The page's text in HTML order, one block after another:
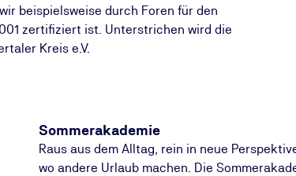
beispielsweise durch Foren für den
zertifiziert ist. Unterstrichen wird die
Kreis e.V.
Sommerakademie
Raus aus dem Alltag, rein in neue
wo andere Urlaub machen. Die